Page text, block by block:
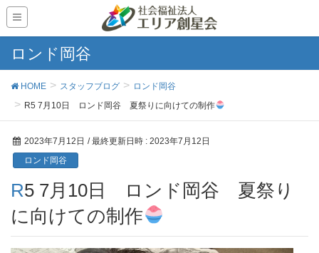
ロンド岡谷
HOME スタッフブログ
ロンド岡谷
R5 7月10日 ロンド岡谷 夏祭りに向けての制作
2023年7月12日 / 最終更新日時 : 2023年7月12日
ロンド岡谷
R5 7月10日 ロンド岡谷 夏祭り
に向けての制作